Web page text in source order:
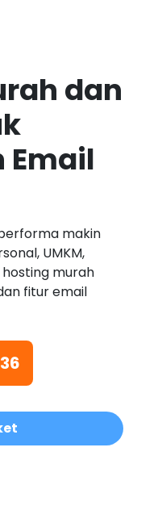
dan
Email
makin
UMKM,
hosting murah
fitur email
36